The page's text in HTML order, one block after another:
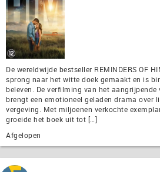
De wereldwijde bestseller REMINDERS OF
sprong naar het witte doek gemaakt en is
beleven. De verfilming van het aangrijpende
brengt een emotioneel geladen drama over
vergeving. Met miljoenen verkochte
groeide het boek uit tot […]
Afgelopen